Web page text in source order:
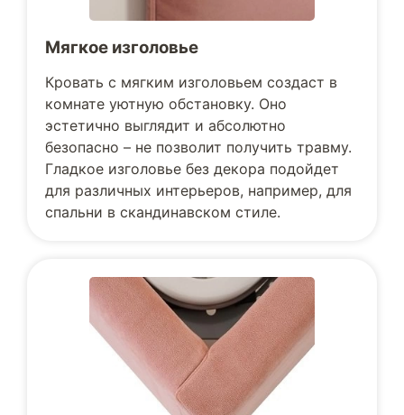
Мягкое изголовье
Кровать с мягким изголовьем создаст в
комнате уютную обстановку. Оно
эстетично выглядит и абсолютно
безопасно – не позволит получить травму.
Гладкое изголовье без декора подойдет
для различных интерьеров, например, для
спальни в скандинавском стиле.